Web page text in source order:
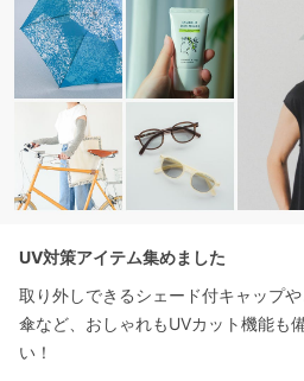
UV対策アイテム集めました
取り外しできるシェード付キャップ
傘など、おしゃれもUVカット機能も
い！